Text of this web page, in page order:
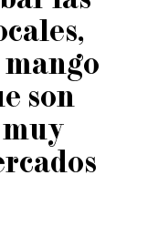
son
muy